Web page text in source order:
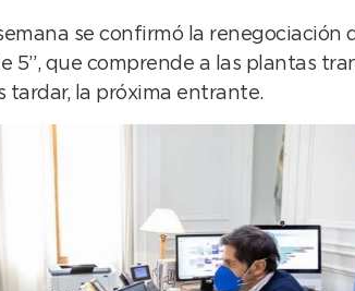
se confirmó la
5”, que comprende a las plantas
tardar, la próxima entrante.